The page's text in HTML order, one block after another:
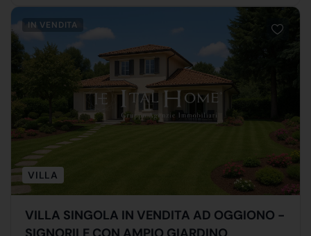
IN VENDITA
VILLA
VILLA SINGOLA IN VENDITA AD OGGIONO -